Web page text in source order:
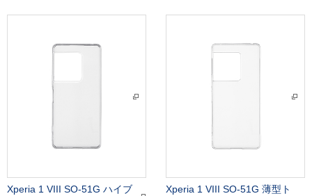
Xperia 1 VIII SO-51G ハイブ
Xperia 1 VIII SO-51G 薄型ト